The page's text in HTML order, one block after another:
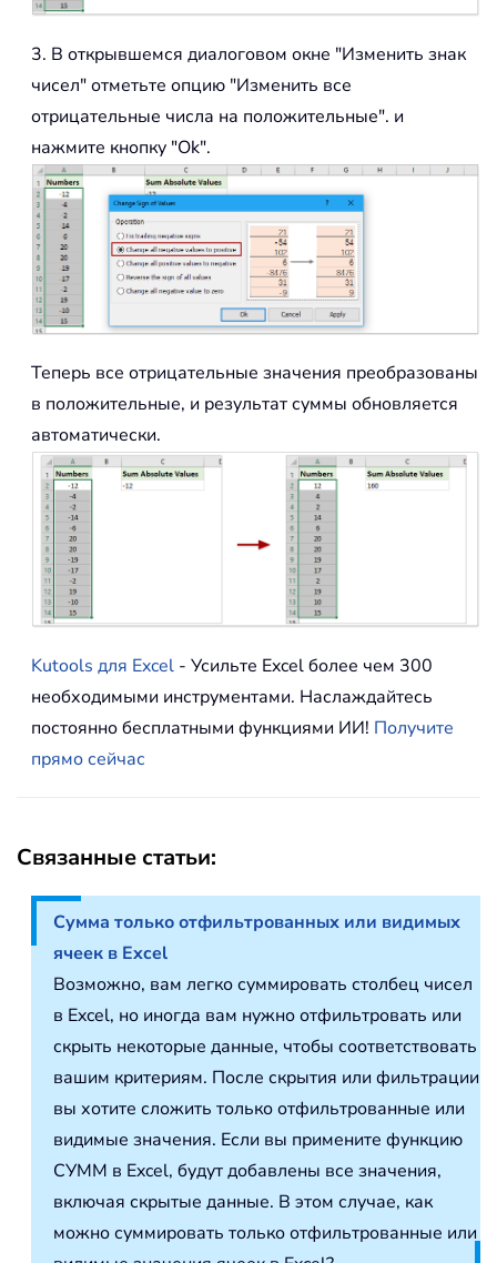
3. В открывшемся диалоговом окне "Изменить знак
чисел" отметьте опцию "Изменить все
отрицательные числа на положительные". и
нажмите кнопку "Ok".
Теперь все отрицательные значения преобразованы
в положительные, и результат суммы обновляется
автоматически.
Kutools для Excel - Усильте Excel более чем 300
необходимыми инструментами. Наслаждайтесь
постоянно бесплатными функциями ИИ! Получите
прямо сейчас
Связанные статьи:
Сумма только отфильтрованных или видимых
ячеек в Excel
Возможно, вам легко суммировать столбец чисел
в Excel, но иногда вам нужно отфильтровать или
скрыть некоторые данные, чтобы соответствовать
вашим критериям. После скрытия или фильтрации
вы хотите сложить только отфильтрованные или
видимые значения. Если вы примените функцию
СУММ в Excel, будут добавлены все значения,
включая скрытые данные. В этом случае, как
можно суммировать только отфильтрованные или